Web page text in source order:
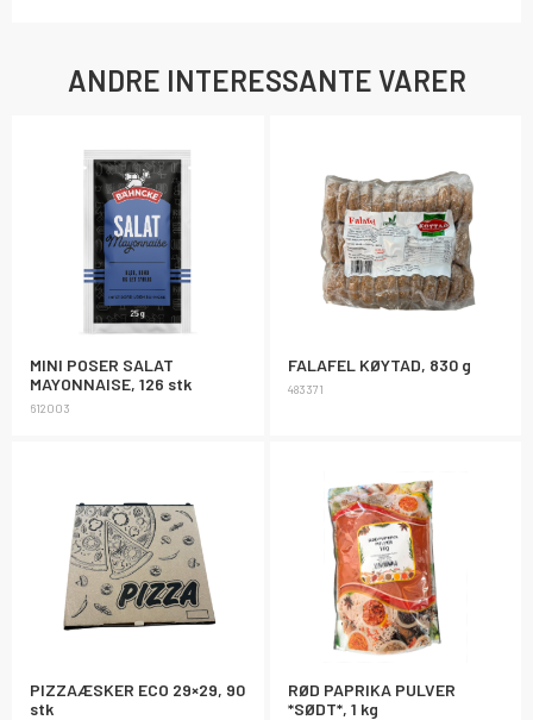
ANDRE INTERESSANTE VARER
MINI POSER SALAT
MAYONNAISE, 126 stk
612003
FALAFEL KØYTAD, 830 g
483371
PIZZAÆSKER ECO 29×29, 90
stk
RØD PAPRIKA PULVER
*SØDT*, 1 kg